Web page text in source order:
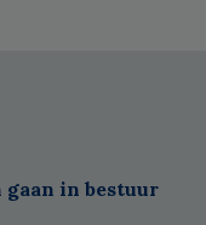
in bestuur